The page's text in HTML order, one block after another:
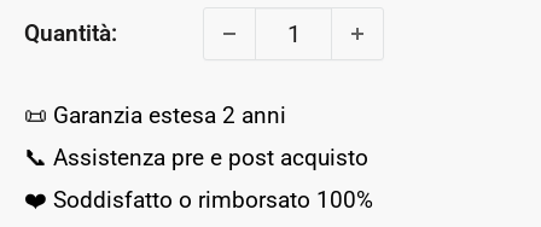
Quantità:
📜 Garanzia estesa 2 anni
📞 Assistenza pre e post acquisto
❤️ Soddisfatto o rimborsato 100%